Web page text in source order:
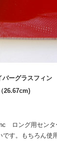
ーグラスフィン
26.67cm)
ロング用センタ
す。もちろん使